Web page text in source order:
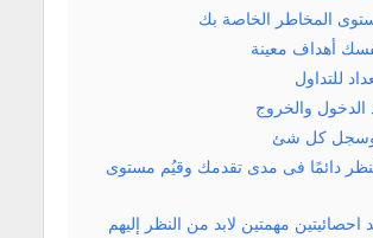
النظر دائمًا فى مدى تقدمك وقيُم مستوى
احصائيتين مهمتين لابد من النظر إليهم